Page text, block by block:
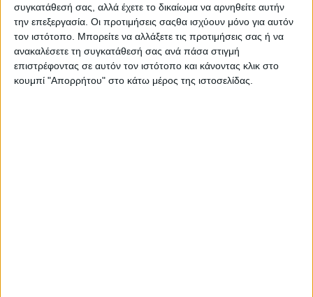
συγκατάθεσή σας, αλλά έχετε το δικαίωμα να αρνηθείτε αυτήν
την επεξεργασία. Οι προτιμήσεις σαςθα ισχύουν μόνο για αυτόν
τον ιστότοπο. Μπορείτε να αλλάξετε τις προτιμήσεις σας ή να
ανακαλέσετε τη συγκατάθεσή σας ανά πάσα στιγμή
επιστρέφοντας σε αυτόν τον ιστότοπο και κάνοντας κλικ στο
κουμπί "Απορρήτου" στο κάτω μέρος της ιστοσελίδας.
Στις αρχές Μαρτίου 1829, στην τελική φάση
της Ελληνικής Επανάστασης, οι ελληνικές
δυνάμεις υπό τον αρχιστράτηγο Ρίτσαρντ
Τσώρτς πέτυχαν σημαντική στρατιωτική
επιτυχία με την κατάληψη του φρουρίου της